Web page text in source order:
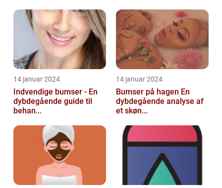
14 januar 2024
Indvendige bumser - En
dybdegående guide til
behan...
14 januar 2024
Bumser på hagen En
dybdegående analyse af
et skøn...